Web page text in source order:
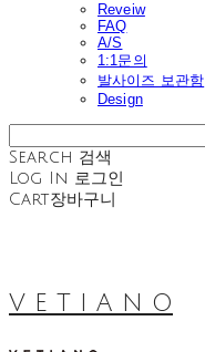
Reveiw
FAQ
A/S
1:1문의
발사이즈 보관함
Design
Search 검색
Log In 로그인
Cart장바구니
V E T I A N O